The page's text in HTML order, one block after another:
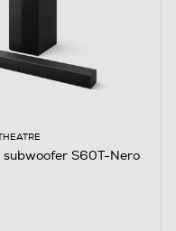
subwoofer S60T-Nero